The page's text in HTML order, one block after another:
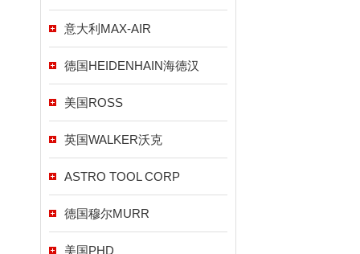
意大利MAX-AIR
德国HEIDENHAIN海德汉
美国ROSS
英国WALKER沃克
ASTRO TOOL CORP
德国穆尔MURR
美国PHD